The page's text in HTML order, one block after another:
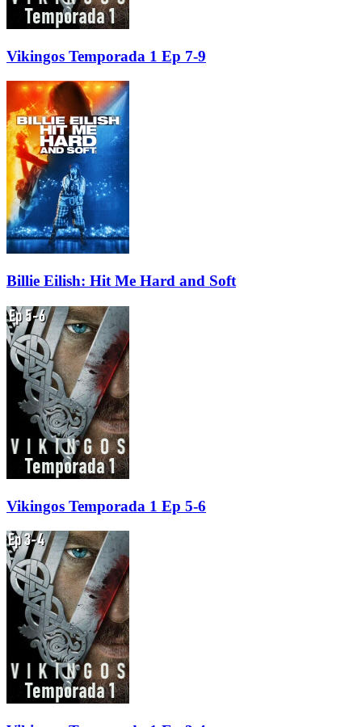
Vikingos Temporada 1 Ep 7-9
Billie Eilish: Hit Me Hard and Soft
Vikingos Temporada 1 Ep 5-6